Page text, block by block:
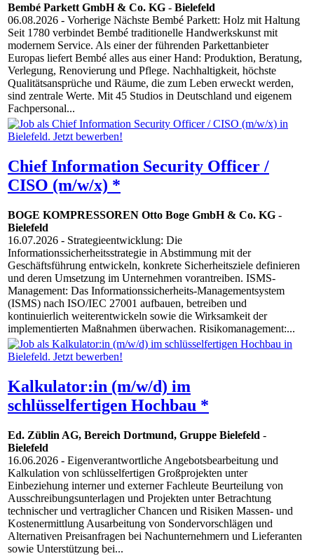
Bembé Parkett GmbH & Co. KG - Bielefeld
06.08.2026 - Vorherige Nächste Bembé Parkett: Holz mit Haltung
Seit 1780 verbindet Bembé traditionelle Handwerkskunst mit
modernem Service. Als einer der führenden Parkettanbieter
Europas liefert Bembé alles aus einer Hand: Produktion, Beratung,
Verlegung, Renovierung und Pflege. Nachhaltigkeit, höchste
Qualitätsansprüche und Räume, die zum Leben erweckt werden,
sind zentrale Werte. Mit 45 Studios in Deutschland und eigenem
Fachpersonal...
Chief Information Security Officer /
CISO (m/w/x) *
BOGE KOMPRESSOREN Otto Boge GmbH & Co. KG -
Bielefeld
16.07.2026 - Strategieentwicklung: Die
Informationssicherheitsstrategie in Abstimmung mit der
Geschäftsführung entwickeln, konkrete Sicherheitsziele definieren
und deren Umsetzung im Unternehmen vorantreiben. ISMS-
Management: Das Informationssicherheits-Managementsystem
(ISMS) nach ISO/IEC 27001 aufbauen, betreiben und
kontinuierlich weiterentwickeln sowie die Wirksamkeit der
implementierten Maßnahmen überwachen. Risikomanagement:...
Kalkulator:in (m/w/d) im
schlüsselfertigen Hochbau *
Ed. Züblin AG, Bereich Dortmund, Gruppe Bielefeld -
Bielefeld
16.06.2026 - Eigenverantwortliche Angebotsbearbeitung und
Kalkulation von schlüsselfertigen Großprojekten unter
Einbeziehung interner und externer Fachleute Beurteilung von
Ausschreibungsunterlagen und Projekten unter Betrachtung
technischer und vertraglicher Chancen und Risiken Massen- und
Kostenermittlung Ausarbeitung von Sondervorschlägen und
Alternativen Preisanfragen bei Nachunternehmern und Lieferanten
sowie Unterstützung bei...